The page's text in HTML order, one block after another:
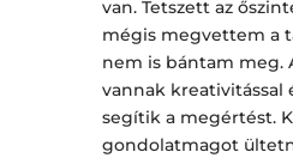
van. Tetszett az
mégis megvettem a
nem is bántam meg.
vannak kreativitással
segítik a megértést.
gondolatmagot